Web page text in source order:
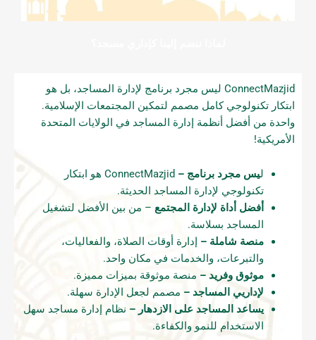
ConnectMazjid ليس مجرد برنامج لإدارة المساجد، بل هو
ابتكار تكنولوجي كامل مصمم لتمكين المجتمعات الإسلامية.
واحدة من أفضل أنظمة إدارة المساجد في الولايات المتحدة
الأمريكية!
ليس مجرد برنامج –
ConnectMazjid هو ابتكار
تكنولوجي لإدارة المساجد الحديثة.
أفضل أداة لإدارة المجتمع– من بين الأفضل لتشغيل
المساجد بسلاسة.
منصة شاملة – إدارة أوقات الصلاة، والفعاليات،
والتبرعات، والخدمات في مكان واحد.
موثوق وفريد – منصة موثوقة بميزات مميزة.
لإداريي المساجد – مصمم لجعل الإدارة سهلة.
يساعد المساجد على الازدهار – نظام إدارة مساجد سهل
الاستخدام للنمو والكفاءة.